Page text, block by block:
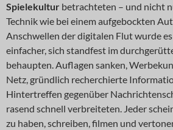
Spielekultur betrachteten – und nicht
Technik wie bei einem aufgebockten
Anschwellen der digitalen Flut wurde
einfacher, sich standfest im
behaupten. Auflagen sanken,
Netz, gründlich recherchierte
Hintertreffen gegenüber
rasend schnell verbreiteten. Jeder
zu haben, schreiben, filmen und